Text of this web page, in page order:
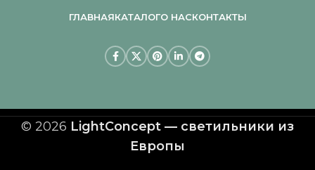
ГЛАВНАЯКАТАЛОГО НАСКОНТАКТЫ
© 2026 LightConcept — светильники из
Европы